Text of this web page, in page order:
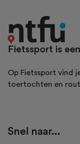
Fietssport is
Op Fietssport vind
toertochten en
Snel naar...